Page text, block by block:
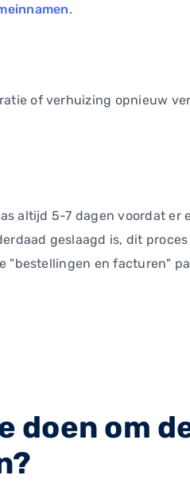
.
of verhuizing opnieuw
altijd 5-7 dagen voordat er
geslaagd is, dit
"bestellingen en facturen"
om